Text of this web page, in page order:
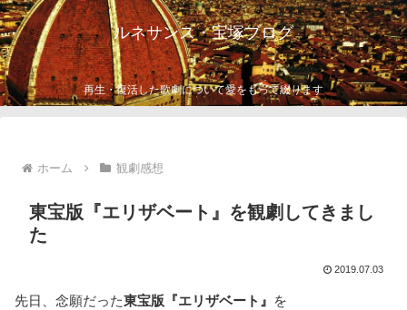
ルネサンス・宝塚ブログ
再生・復活した歌劇について愛をもって綴ります
ホーム 観劇感想
東宝版『エリザベート』を観劇してきまし
た
2019.07.03
先日、念願だった東宝版『エリザベート』 を